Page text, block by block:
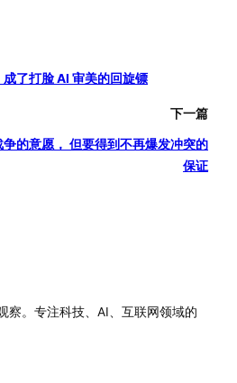
了打脸 AI 审美的回旋镖
下一篇
的意愿， 但要得到不再爆发冲突的
保证
察。专注科技、AI、互联网领域的